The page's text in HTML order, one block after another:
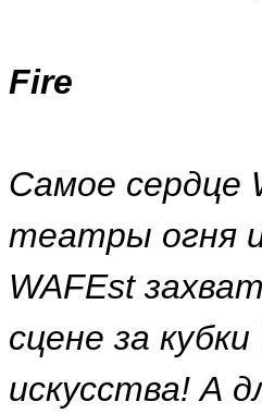
Fire
Самое сердце
театры огня
WAFEst
сцене за
искусства! А